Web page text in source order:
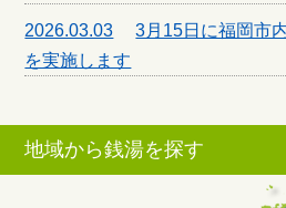
2026.03.03
3月15日に福岡市
を実施します
地域から銭湯を探す